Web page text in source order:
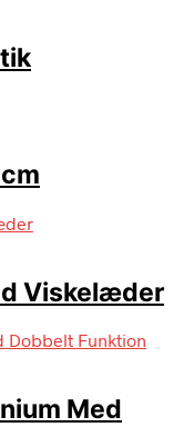
Viskelæder
Med